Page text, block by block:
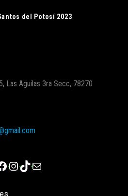
del Potosí 2023
Las Aguilas 3ra Secc, 78270
Instagram
TikTok
Correo electrónico